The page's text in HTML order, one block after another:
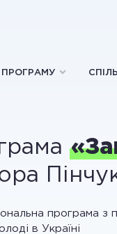
ПРОГРАМУ
програма з
в Україні